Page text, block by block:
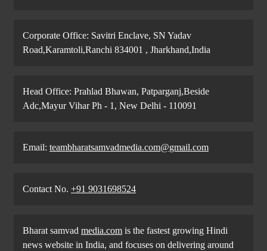
Corporate Office: Savitri Enclave, SN Yadav
Road,Karamtoli,Ranchi 834001 , Jharkhand,India
Head Office: Prahlad Bhawan, Patparganj,Beside
Adc,Mayur Vihar Ph - 1, New Delhi - 110091
Email: teambharatsamvadmedia.com@gmail.com
Contact No. ‪ +91 9031698524
Bharat samvad media.com is the fastest growing Hindi
news website in India, and focuses on delivering around